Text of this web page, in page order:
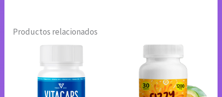
Productos relacionados